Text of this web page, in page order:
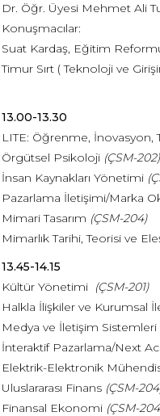
Dr. Öğr. Üyesi Mehmet Ali
Konuşmacılar:
Suat Kardaş, Eğitim
Timur Sırt ( Teknoloji ve
13.00-13.30
LITE: Öğrenme, İnovasyon,
Örgütsel Psikoloji (ÇSM-202)
İnsan Kaynakları Yönetimi
Pazarlama İletişimi/Marka
Mimari Tasarım (ÇSM-204)
Mimarlık Tarihi, Teorisi ve
13.45-14.15
Kültür Yönetimi (ÇSM-201)
Halkla İlişkiler ve Kurumsal
Medya ve İletişim Sistemleri
İnteraktif Pazarlama/Next
Elektrik-Elektronik
Uluslararası Finans (ÇSM-
Finansal Ekonomi (ÇSM-